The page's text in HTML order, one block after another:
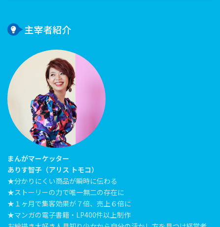
主宰者紹介
まんがマーケッター
ありす智子（アリス トモコ）
★分かりにくい商品が瞬時に伝わる
★ストーリーの力で唯一無二の存在に
★１ヶ月で集客効果が７倍、売上６倍に
★マンガの電子書籍・LP400件以上制作